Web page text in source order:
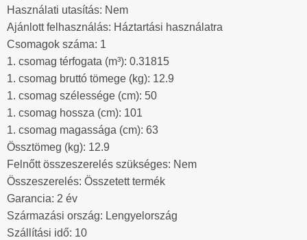
Használati utasítás: Nem
Ajánlott felhasználás: Háztartási használatra
Csomagok száma: 1
1. csomag térfogata (m³): 0.31815
1. csomag bruttó tömege (kg): 12.9
1. csomag szélessége (cm): 50
1. csomag hossza (cm): 101
1. csomag magassága (cm): 63
Össztömeg (kg): 12.9
Felnőtt összeszerelés szükséges: Nem
Összeszerelés: Összetett termék
Garancia: 2 év
Származási ország: Lengyelország
Szállítási idő: 10